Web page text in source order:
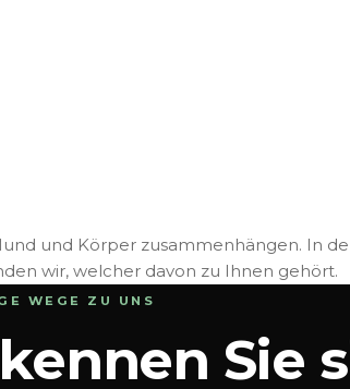
und Körper zusammenhängen. In
wir, welcher davon zu Ihnen gehört.
WEGE ZU UNS
Sie